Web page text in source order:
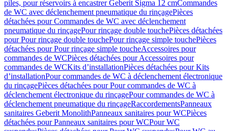
piles, pour réservoirs à encastrer Geberit Sigma 12 cmCommandes
de WC avec déclenchement pneumatique du rinçagePièces
détachées pour Commandes de WC avec déclenchement
pneumatique du rinçagePour rinçage double touchePièces détachées
pour Pour rinçage double touchePour rinçage simple touchePièces
détachées pour Pour rinçage simple toucheAccessoires pour
commandes de WCPièces détachées pour Accessoires pour
commandes de WCKits d’installationPièces détachées pour Kits
d’installationPour commandes de WC à déclenchement électronique
du rinçagePièces détachées pour Pour commandes de WC à
déclenchement électronique du rinçagePour commandes de WC à
déclenchement pneumatique du rinçageRaccordementsPanneaux
sanitaires Geberit MonolithPanneaux sanitaires pour WCPièces
détachées pour Panneaux sanitaires pour WCPour WC